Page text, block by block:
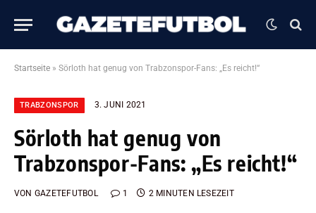
Startseite » Sörloth hat genug von Trabzonspor-Fans: „Es reicht!“
TRABZONSPOR 3. JUNI 2021
Sörloth hat genug von
Trabzonspor-Fans: „Es reicht!“
VON GAZETEFUTBOL 1 2 MINUTEN LESEZEIT